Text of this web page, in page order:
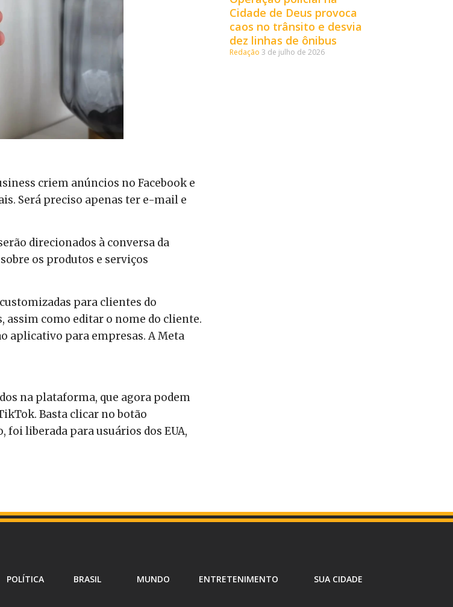
criem anúncios no Facebook e
Será preciso apenas ter e-mail e
direcionados à conversa da
os produtos e serviços
para clientes do
assim como editar o nome do cliente.
aplicativo para empresas. A Meta
na plataforma, que agora podem
Basta clicar no botão
foi liberada para usuários dos EUA,
Cidade de Deus provoca
caos no trânsito e desvia
dez linhas de ônibus
Redação 3 de julho de 2026
POLÍTICA BRASIL MUNDO ENTRETENIMENTO SUA CIDADE